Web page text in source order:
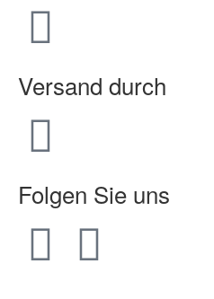
Versand durch
Folgen Sie uns